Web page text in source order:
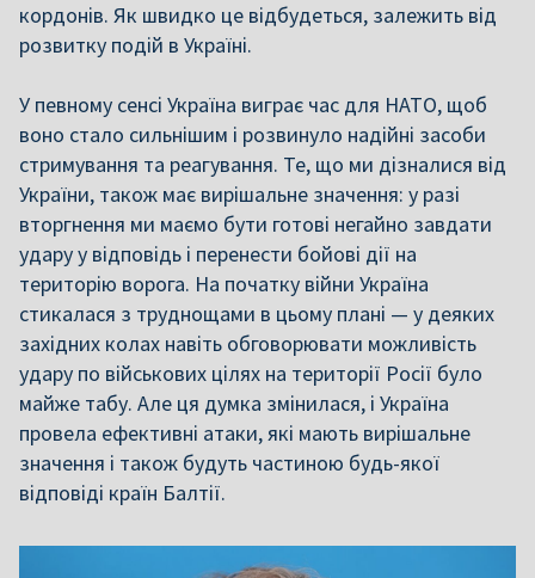
кордонів. Як швидко це відбудеться, залежить від
розвитку подій в Україні.
У певному сенсі Україна виграє час для НАТО, щоб
воно стало сильнішим і розвинуло надійні засоби
стримування та реагування. Те, що ми дізналися від
України, також має вирішальне значення: у разі
вторгнення ми маємо бути готові негайно завдати
удару у відповідь і перенести бойові дії на
територію ворога. На початку війни Україна
стикалася з труднощами в цьому плані — у деяких
західних колах навіть обговорювати можливість
удару по військових цілях на території Росії було
майже табу. Але ця думка змінилася, і Україна
провела ефективні атаки, які мають вирішальне
значення і також будуть частиною будь-якої
відповіді країн Балтії.